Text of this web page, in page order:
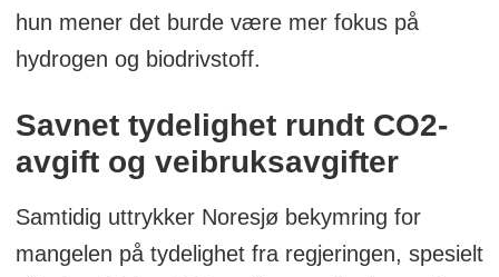
hun mener det burde være mer fokus på
hydrogen og biodrivstoff.
Savnet tydelighet rundt CO2-
avgift og veibruksavgifter
Samtidig uttrykker Noresjø bekymring for
mangelen på tydelighet fra regjeringen, spesielt